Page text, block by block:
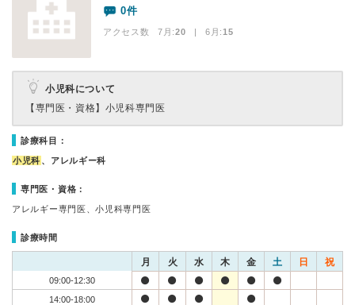
0件
アクセス数 7月:20 | 6月:15
小児科について
【専門医・資格】 小児科専門医
診療科目：
小児科 、アレルギー科
専門医・資格：
アレルギー専門医、小児科専門医
診療時間
月 火 水 木 金 土 日 祝
09:00-12:30
14:00-18:00